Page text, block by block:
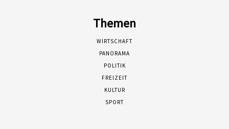
Themen
WIRTSCHAFT
PANORAMA
POLITIK
FREIZEIT
KULTUR
SPORT